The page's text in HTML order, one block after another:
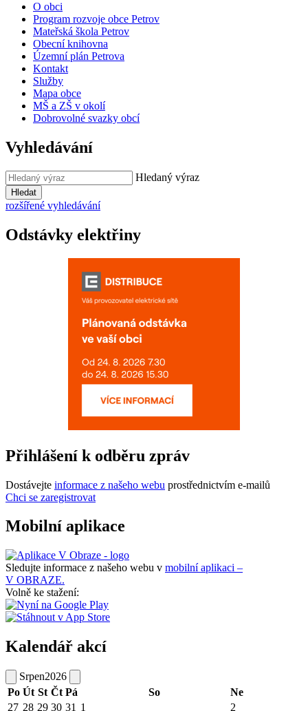
O obci
Program rozvoje obce Petrov
Mateřská škola Petrov
Obecní knihovna
Územní plán Petrova
Kontakt
Služby
Mapa obce
MŠ a ZŠ v okolí
Dobrovolné svazky obcí
Vyhledávání
Hledaný výraz
Hledat
rozšířené vyhledávání
Odstávky elektřiny
Přihlášení k odběru zpráv
Dostávejte informace z našeho webu prostřednictvím e-mailů
Chci se zaregistrovat
Mobilní aplikace
Sledujte informace z našeho webu v mobilní aplikaci –
V OBRAZE.
Volně ke stažení:
Kalendář akcí
Srpen2026
Po Út St Čt Pá So
Ne
27 28 29 30 31 1 2